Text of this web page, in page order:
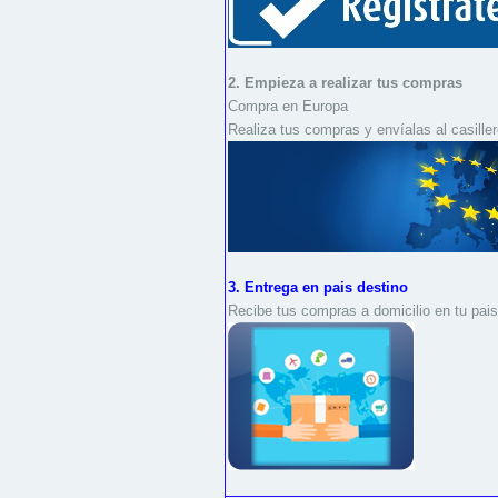
2. Empieza a realizar tus compras
Compra en Europa
Realiza tus compras y envíalas al
3. Entrega en pais destino
Recibe tus compras a domicilio en tu pais